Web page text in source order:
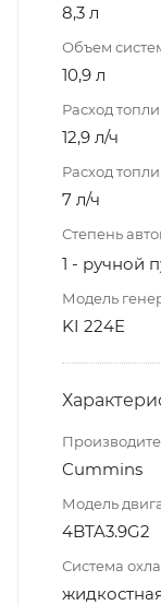
8,3 л
Объем
10,9 л
Расход
12,9 л/ч
Расход
7 л/ч
Степень
1 - ручной
Модель
KI 224E
Cummins
Модель
4BTA3.9G2
Система